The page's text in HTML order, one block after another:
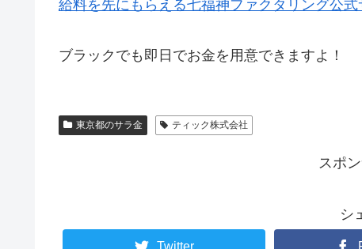
給料を先にもらえる七福神ファクタリング公式
ブラックでも即日でお金を用意できますよ！
東京都のサラ金 ティック株式会社
スポ
シ